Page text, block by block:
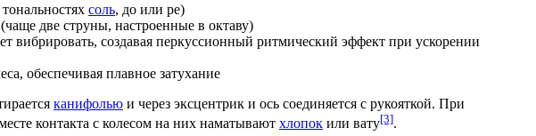
соль, до или ре)
две струны, настроенные в октаву)
создавая перкуссионный ритмический эффект при ускорении
обеспечивая плавное затухание
канифолью и через эксцентрик и ось соединяется с рукояткой. При
контакта с колесом на них наматывают хлопок или вату[3].